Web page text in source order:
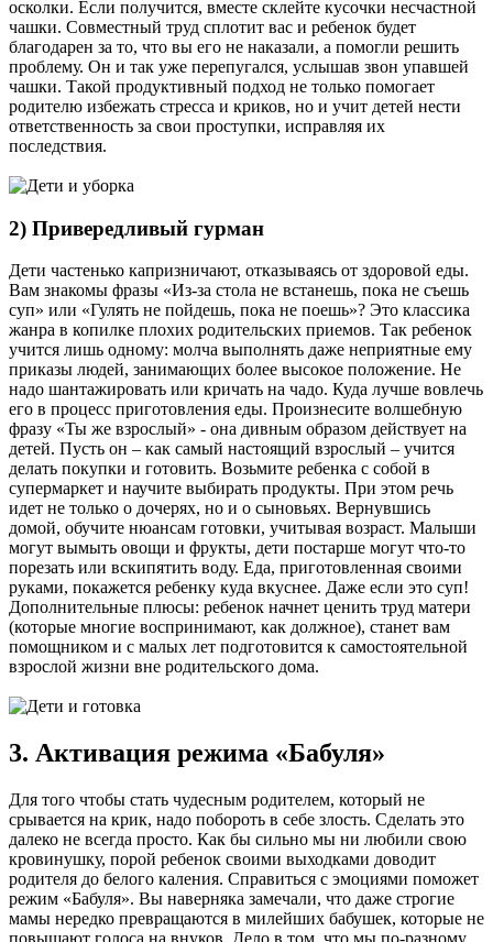
осколки. Если получится, вместе склейте кусочки несчастной
чашки. Совместный труд сплотит вас и ребенок будет
благодарен за то, что вы его не наказали, а помогли решить
проблему. Он и так уже перепугался, услышав звон упавшей
чашки. Такой продуктивный подход не только помогает
родителю избежать стресса и криков, но и учит детей нести
ответственность за свои проступки, исправляя их
последствия.
2) Привередливый гурман
Дети частенько капризничают, отказываясь от здоровой еды.
Вам знакомы фразы «Из-за стола не встанешь, пока не съешь
суп» или «Гулять не пойдешь, пока не поешь»? Это классика
жанра в копилке плохих родительских приемов. Так ребенок
учится лишь одному: молча выполнять даже неприятные ему
приказы людей, занимающих более высокое положение. Не
надо шантажировать или кричать на чадо. Куда лучше вовлечь
его в процесс приготовления еды. Произнесите волшебную
фразу «Ты же взрослый» - она дивным образом действует на
детей. Пусть он – как самый настоящий взрослый – учится
делать покупки и готовить. Возьмите ребенка с собой в
супермаркет и научите выбирать продукты. При этом речь
идет не только о дочерях, но и о сыновьях. Вернувшись
домой, обучите нюансам готовки, учитывая возраст. Малыши
могут вымыть овощи и фрукты, дети постарше могут что-то
порезать или вскипятить воду. Еда, приготовленная своими
руками, покажется ребенку куда вкуснее. Даже если это суп!
Дополнительные плюсы: ребенок начнет ценить труд матери
(которые многие воспринимают, как должное), станет вам
помощником и с малых лет подготовится к самостоятельной
взрослой жизни вне родительского дома.
3. Активация режима «Бабуля»
Для того чтобы стать чудесным родителем, который не
срывается на крик, надо побороть в себе злость. Сделать это
далеко не всегда просто. Как бы сильно мы ни любили свою
кровинушку, порой ребенок своими выходками доводит
родителя до белого каления. Справиться с эмоциями поможет
режим «Бабуля». Вы наверняка замечали, что даже строгие
мамы нередко превращаются в милейших бабушек, которые не